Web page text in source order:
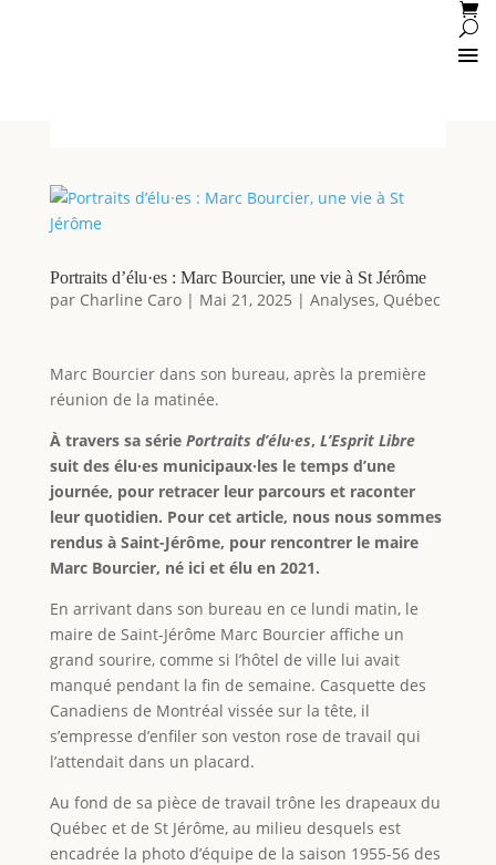
Portraits d’élu·es : Marc Bourcier, une vie à St Jérôme
par Charline Caro| Mai 21, 2025 | Analyses, Québec
Marc Bourcier dans son bureau, après la première
réunion de la matinée.
À travers sa série Portraits d’élu·es, L’Esprit Libre
suit des élu·es municipaux·les le temps d’une
journée, pour retracer leur parcours et raconter
leur quotidien. Pour cet article, nous nous sommes
rendus à Saint-Jérôme, pour rencontrer le maire
Marc Bourcier, né ici et élu en 2021.
En arrivant dans son bureau en ce lundi matin, le
maire de Saint-Jérôme Marc Bourcier affiche un
grand sourire, comme si l’hôtel de ville lui avait
manqué pendant la fin de semaine. Casquette des
Canadiens de Montréal vissée sur la tête, il
s’empresse d’enfiler son veston rose de travail qui
l’attendait dans un placard.
Au fond de sa pièce de travail trône les drapeaux du
Québec et de St Jérôme, au milieu desquels est
encadrée la photo d’équipe de la saison 1955-56 des